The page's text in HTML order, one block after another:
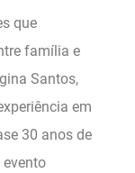
que
família e
Santos,
em
30 anos de